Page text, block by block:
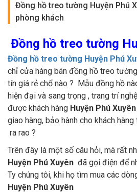
Đồng hồ treo tường Huyện Phú
phòng khách
Đồng hồ treo tường
Đồng hồ treo tường Huyện Phú
chỉ cửa hàng bán đồng hồ treo
tín giá rẻ chổ nào ? Mẫu đồng hồ
hiện đại và sang trọng , trang trí
được khách hàng Huyện Phú Xuyên
giao hàng, bảo hành cho khách hàng
ra rao ?
Trên đây là một số câu hỏi, mà rất
Huyện Phú Xuyên đã gọi điện để
Ty chúng tôi, khi họ tìm mua các
Huyện Phú Xuyên